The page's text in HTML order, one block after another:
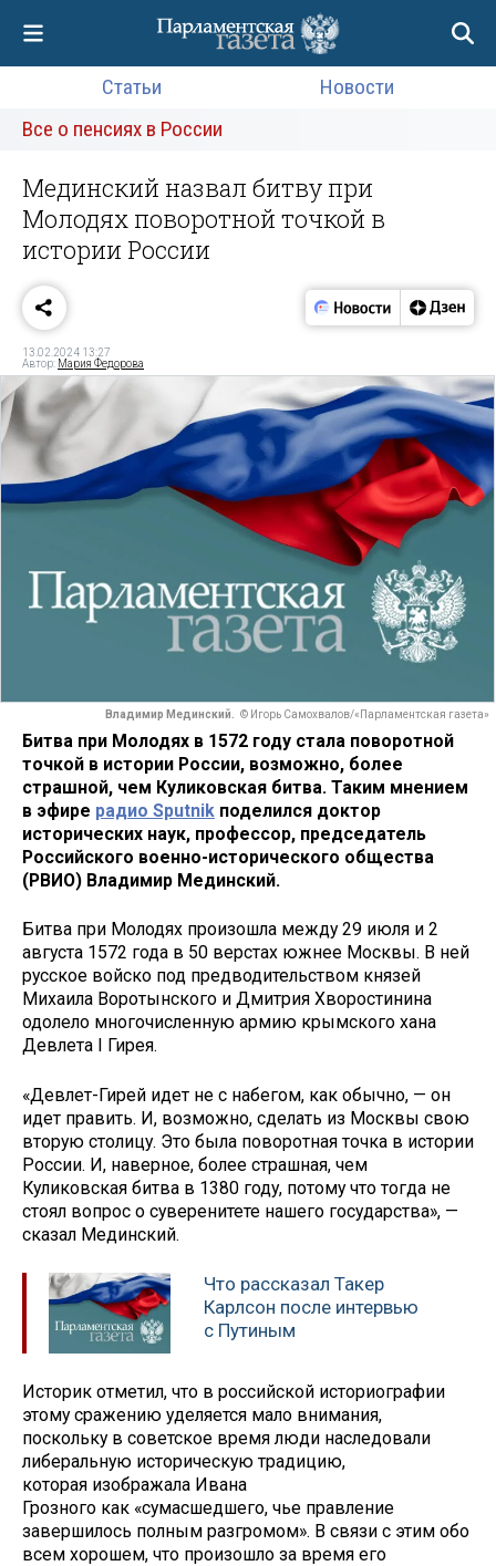
Статьи
Новости
Все о пенсиях в России
Мединский назвал битву при
Молодях поворотной точкой в
истории России
13.02.2024 13:27
Автор: Мария Федорова
Владимир Мединский. © Игорь Самохвалов/«Парламентская газета»
Битва при Молодях в 1572 году стала поворотной
точкой в истории России, возможно, более
страшной, чем Куликовская битва. Таким мнением
в эфире радио Sputnik поделился доктор
исторических наук, профессор, председатель
Российского военно-исторического общества
(РВИО) Владимир Мединский.
Битва при Молодях произошла между 29 июля и 2
августа 1572 года в 50 верстах южнее Москвы. В ней
русское войско под предводительством князей
Михаила Воротынского и Дмитрия Хворостинина
одолело многочисленную армию крымского хана
Девлета I Гирея.
«Девлет-Гирей идет не с набегом, как обычно, — он
идет править. И, возможно, сделать из Москвы свою
вторую столицу. Это была поворотная точка в истории
России. И, наверное, более страшная, чем
Куликовская битва в 1380 году, потому что тогда не
стоял вопрос о суверенитете нашего государства», —
сказал Мединский.
Что рассказал Такер
Карлсон после интервью
с Путиным
Историк отметил, что в российской историографии
этому сражению уделяется мало внимания,
поскольку в советское время люди наследовали
либеральную историческую традицию,
которая изображала Ивана
Грозного как «сумасшедшего, чье правление
завершилось полным разгромом». В связи с этим обо
всем хорошем, что произошло за время его